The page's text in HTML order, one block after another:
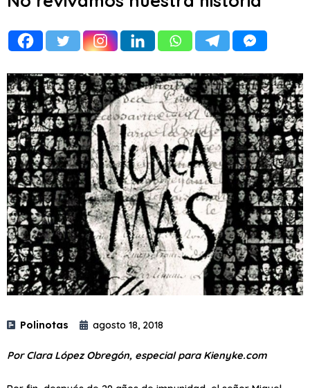
Polinotas agosto 18, 2018
Por Clara López Obregón, especial para Kienyke.com